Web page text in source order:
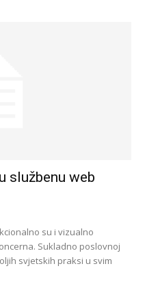
službenu web
su i vizualno
Sukladno poslovnoj
svjetskih praksi u svim